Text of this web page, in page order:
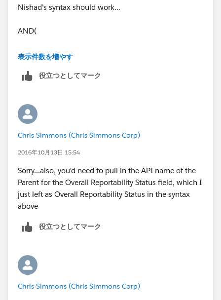
Nishad's syntax should work...
AND(
OR( TEXT(Overall_Reportable_Status__c) =
"Reported" ),
Contains(CMP_WF_Action__c ,"Submit")
)
表示件数を増やす
役立つとしてマーク
Chris Simmons (Chris Simmons Corp)
2016年10月13日 15:54
Sorry...also, you'd need to pull in the API name of the
Parent for the Overall Reportability Status field, which I
just left as Overall Reportability Status in the syntax
above
役立つとしてマーク
Chris Simmons (Chris Simmons Corp)